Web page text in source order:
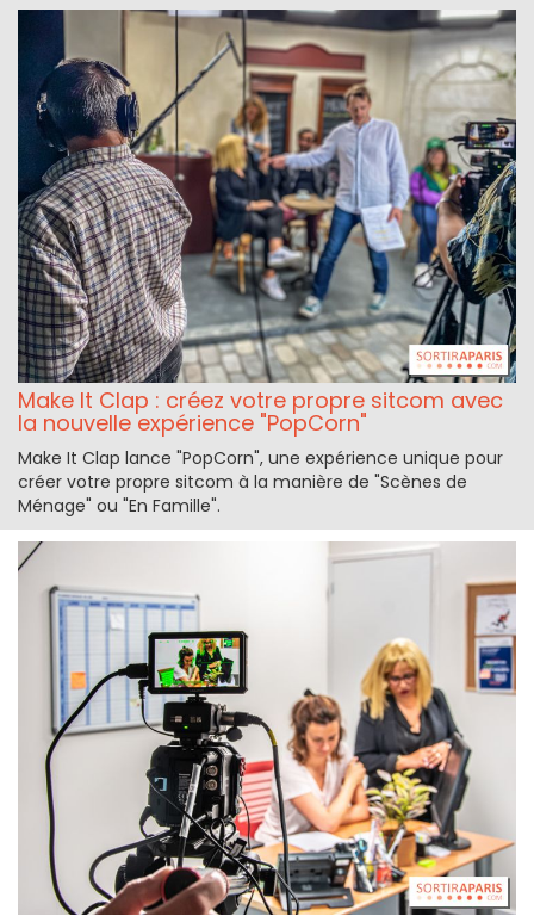
Make It Clap : créez votre propre sitcom avec
la nouvelle expérience "PopCorn"
Make It Clap lance "PopCorn", une expérience unique pour
créer votre propre sitcom à la manière de "Scènes de
Ménage" ou "En Famille".